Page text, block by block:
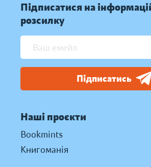
Підписатися на
розсилку
Підписатись
Наші проєкти
Bookmints
Книгоманія